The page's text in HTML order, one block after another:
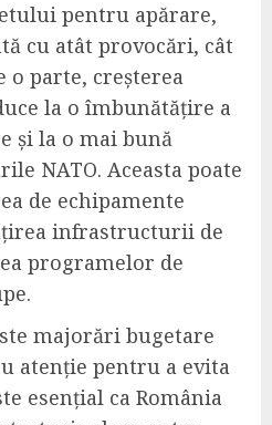
pentru apărare,
cu atât provocări, cât
o parte, creșterea
la o îmbunătățire a
și la o mai bună
NATO. Aceasta poate
de echipamente
infrastructurii de
programelor de
majorări bugetare
atenție pentru a evita
esențial ca România